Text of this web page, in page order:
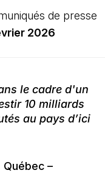
de presse
2026
le cadre d'un
10 milliards
au pays d’ici
–